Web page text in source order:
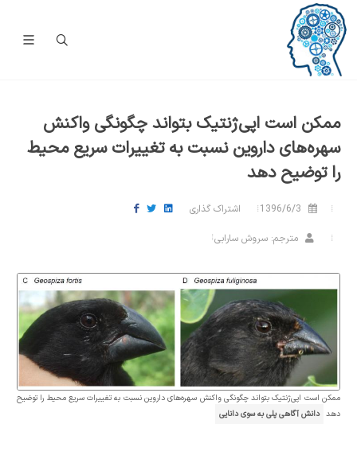
ممکن است اپی‌ژنتیک بتواند چگونگی واکنش
سهره‌های داروین نسبت به تغییرات سریع محیط
را توضیح دهد
اشتراک گذاری
مترجم: سروش سارابی
ممکن است اپی‌ژنتیک بتواند چگونگی واکنش سهره‌های داروین نسبت به تغییرات سریع محیط را توضیح
دهد دانش آگاهی پلی به سوی دانایی